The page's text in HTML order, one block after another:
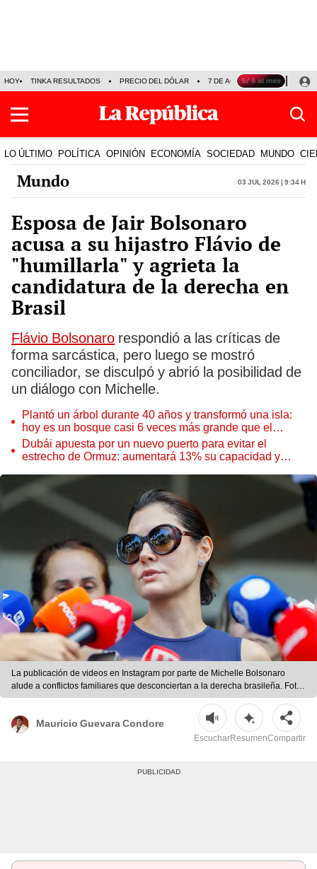
HOY TINKA RESULTADOS PRECIO DEL DÓLAR 7 DE AGOSTO OLLANTA
LO ÚLTIMO POLÍTICA OPINIÓN ECONOMÍA SOCIEDAD MUNDO
Mundo 03 Jul 2026 | 9:34 h
Esposa de Jair Bolsonaro
acusa a su hijastro Flávio de
"humillarla" y agrieta la
candidatura de la derecha en
Brasil
Flávio Bolsonaro respondió a las críticas de
forma sarcástica, pero luego se mostró
conciliador, se disculpó y abrió la posibilidad de
un diálogo con Michelle.
Plantó un árbol durante 40 años y transformó una isla:
hoy es un bosque casi 6 veces más grande que el
Parque de las Leyendas
Dubái apuesta por un nuevo puerto para evitar el
estrecho de Ormuz: aumentará 13% su capacidad y
La publicación de videos en Instagram por parte de Michelle Bolsonaro
alude a conflictos familiares que desconciertan a la derecha brasileña. Foto:
AFP.
Mauricio Guevara Condore
EscucharResumenCompartir